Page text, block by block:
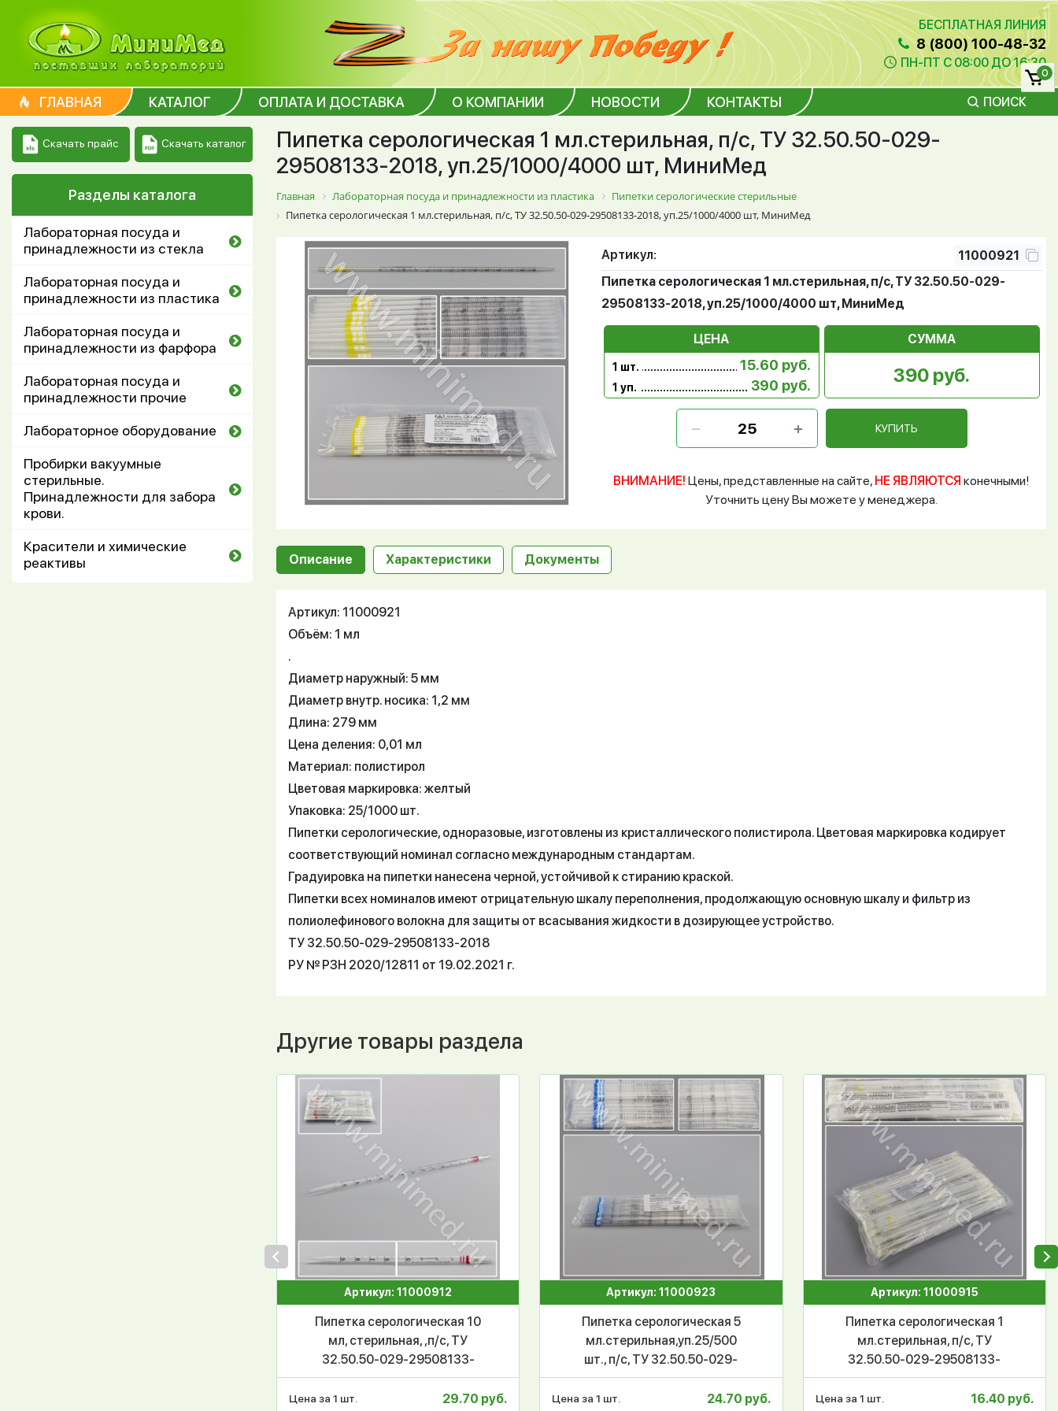
БЕСПЛАТНАЯ ЛИНИЯ
8 (800) 100-48-32
ПН-ПТ С 08:00 ДО 16:30
ГЛАВНАЯ КАТАЛОГ ОПЛАТА И ДОСТАВКА О КОМПАНИИ НОВОСТИ КОНТАКТЫ ПОИСК
0
Скачать прайс Скачать каталог
Разделы каталога
Лабораторная посуда и
принадлежности из стекла
Лабораторная посуда и
принадлежности из пластика
Лабораторная посуда и
принадлежности из фарфора
Лабораторная посуда и
принадлежности прочие
Лабораторное оборудование
Пробирки вакуумные
стерильные.
Принадлежности для забора
крови.
Красители и химические
реактивы
Пипетка серологическая 1 мл.стерильная, п/с, ТУ 32.50.50-029-
29508133-2018, уп.25/1000/4000 шт, МиниМед
Главная Лабораторная посуда и принадлежности из пластика
Пипетки серологические стерильные
Пипетка серологическая 1 мл.стерильная, п/с, ТУ 32.50.50-029-29508133-2018, уп.25/1000/4000 шт, МиниМед
Артикул:
11000921
Пипетка серологическая 1 мл.стерильная, п/с, ТУ 32.50.50-029-
29508133-2018, уп.25/1000/4000 шт, МиниМед
ЦЕНА
1 шт. 15.60 руб.
1 уп. 390 руб.
СУММА
390 руб.
КУПИТЬ
ВНИМАНИЕ! Цены, представленные на сайте, НЕ ЯВЛЯЮТСЯ конечными!
Уточнить цену Вы можете у менеджера.
Описание Характеристики Документы
Артикул: 11000921
Объём: 1 мл
.
Диаметр наружный: 5 мм
Диаметр внутр. носика: 1,2 мм
Длина: 279 мм
Цена деления: 0,01 мл
Материал: полистирол
Цветовая маркировка: желтый
Упаковка: 25/1000 шт.
Пипетки серологические, одноразовые, изготовлены из кристаллического полистирола. Цветовая маркировка кодирует
соответствующий номинал согласно международным стандартам.
Градуировка на пипетки нанесена черной, устойчивой к стиранию краской.
Пипетки всех номиналов имеют отрицательную шкалу переполнения, продолжающую основную шкалу и фильтр из
полиолефинового волокна для защиты от всасывания жидкости в дозирующее устройство.
ТУ 32.50.50-029-29508133-2018
РУ № РЗН 2020/12811 от 19.02.2021 г.
Другие товары раздела
Артикул: 11000912
Пипетка серологическая 10
мл, стерильная, ,п/с, ТУ
32.50.50-029-29508133-
2018, МиниМед,
инд.уп./50/200/1200 шт.
Цена за 1 шт.
29.70 руб.
Артикул: 11000923
Пипетка серологическая 5
мл.стерильная,уп.25/500
шт., п/с, ТУ 32.50.50-029-
29508133-2018, МиниМед
Цена за 1 шт.
24.70 руб.
Артикул: 11000915
Пипетка серологическая 1
мл.стерильная, п/с, ТУ
32.50.50-029-29508133-
2018, МиниМед,
инд.уп./100/1000/ 4000 шт,
Цена за 1 шт.
16.40 руб.